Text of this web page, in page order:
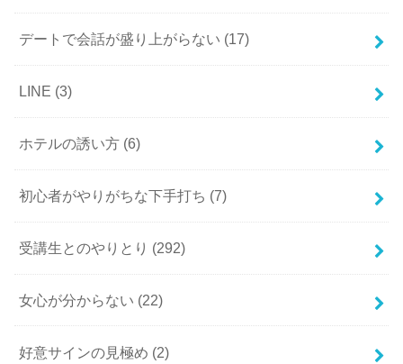
デートで会話が盛り上がらない (17)
LINE (3)
ホテルの誘い方 (6)
初心者がやりがちな下手打ち (7)
受講生とのやりとり (292)
女心が分からない (22)
好意サインの見極め (2)